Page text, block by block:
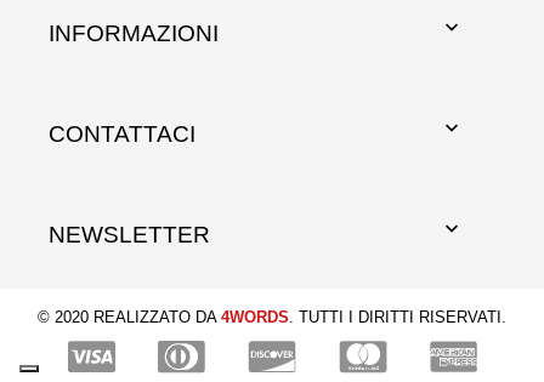
INFORMAZIONI 
CONTATTACI 
NEWSLETTER 
© 2020 REALIZZATO DA 4WORDS . TUTTI I DIRITTI RISERVATI.